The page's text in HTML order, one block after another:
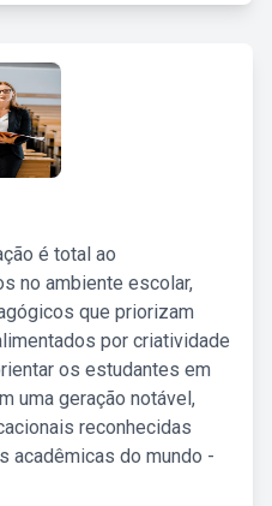
é total ao
no ambiente escolar,
que priorizam
por criatividade
os estudantes em
uma geração notável,
reconhecidas
acadêmicas do mundo -